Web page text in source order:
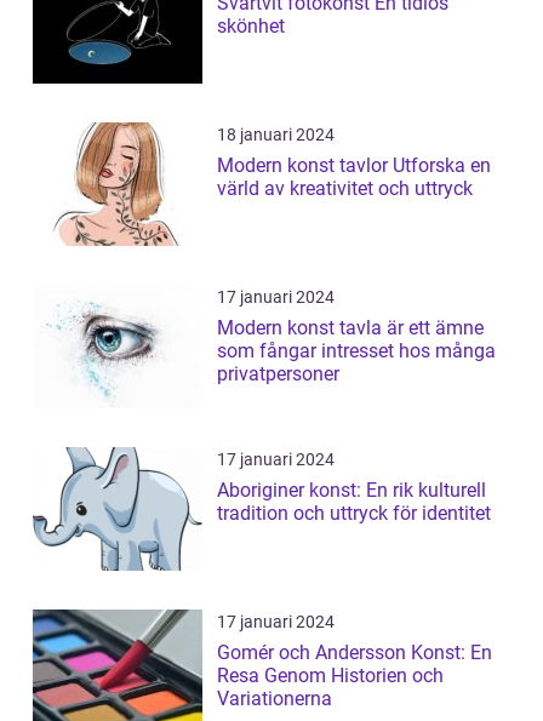
skönhet
18 januari 2024
Modern konst tavlor Utforska en
värld av kreativitet och uttryck
17 januari 2024
Modern konst tavla är ett ämne
som fångar intresset hos många
privatpersoner
17 januari 2024
Aboriginer konst: En rik kulturell
tradition och uttryck för identitet
17 januari 2024
Gomér och Andersson Konst: En
Resa Genom Historien och
Variationerna